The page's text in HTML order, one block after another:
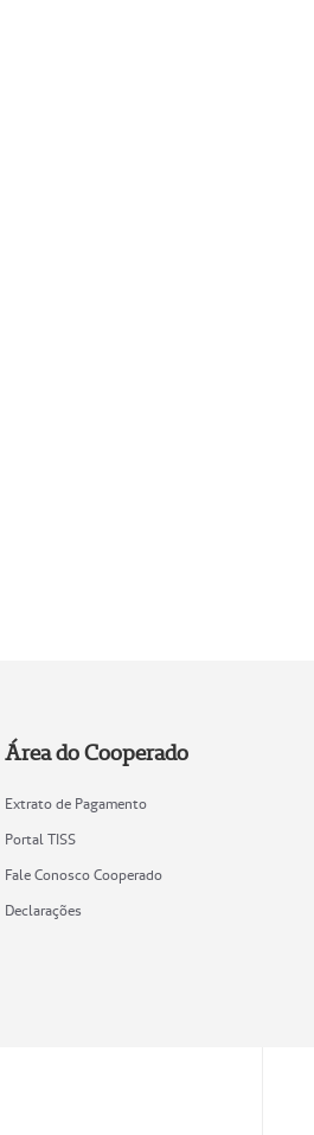
Área do Cooperado
Extrato de Pagamento
Portal TISS
Fale Conosco Cooperado
Declarações